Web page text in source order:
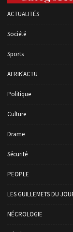
ACTUALITÉS
Société
Sports
AFRIK'ACTU
Politique
Culture
Drame
Sécurité
PEOPLE
LES GUILLEMETS DU
NÉCROLOGIE